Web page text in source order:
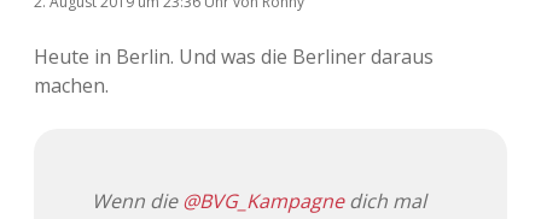
Heute in Berlin. Und was die Berliner daraus
machen.
Wenn die@BVG_Kampagnedich mal